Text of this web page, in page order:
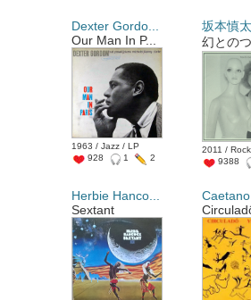
Dexter Gordo...
Our Man In P...
1963 / Jazz / LP
928
1 2
坂本慎
幻とのつ
2011 /
9388
Herbie Hanco...
Sextant
Caetano